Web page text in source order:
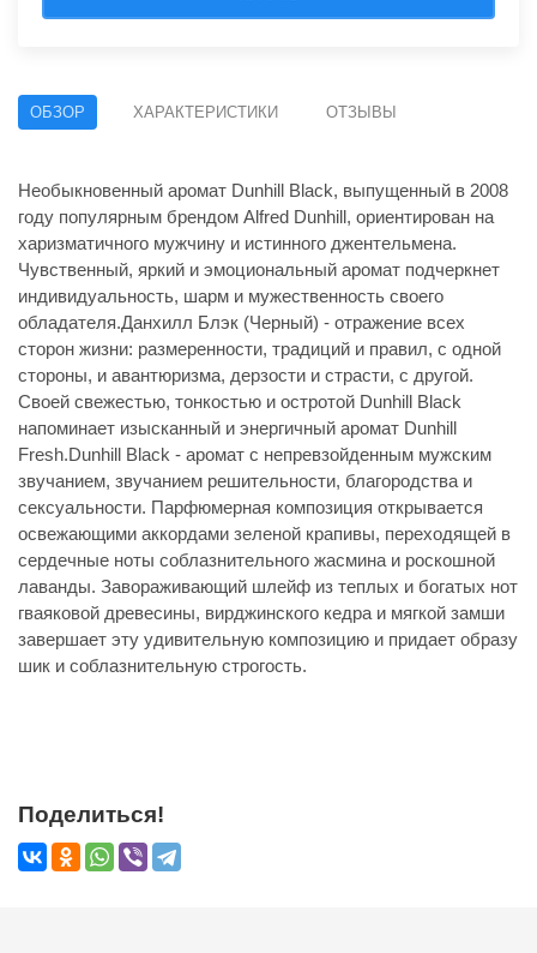
ОБЗОР ХАРАКТЕРИСТИКИ ОТЗЫВЫ
Необыкновенный аромат Dunhill Black, выпущенный в 2008
году популярным брендом Alfred Dunhill, ориентирован на
харизматичного мужчину и истинного джентельмена.
Чувственный, яркий и эмоциональный аромат подчеркнет
индивидуальность, шарм и мужественность своего
обладателя.Данхилл Блэк (Черный) - отражение всех
сторон жизни: размеренности, традиций и правил, с одной
стороны, и авантюризма, дерзости и страсти, с другой.
Своей свежестью, тонкостью и остротой Dunhill Black
напоминает изысканный и энергичный аромат Dunhill
Fresh.Dunhill Black - аромат с непревзойденным мужским
звучанием, звучанием решительности, благородства и
сексуальности. Парфюмерная композиция открывается
освежающими аккордами зеленой крапивы, переходящей в
сердечные ноты соблазнительного жасмина и роскошной
лаванды. Завораживающий шлейф из теплых и богатых нот
гваяковой древесины, вирджинского кедра и мягкой замши
завершает эту удивительную композицию и придает образу
шик и соблазнительную строгость.
Поделиться!